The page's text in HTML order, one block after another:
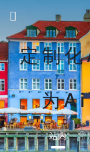
定制
为
站内 常